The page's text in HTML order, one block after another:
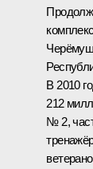
В 2010
212
№ 2,